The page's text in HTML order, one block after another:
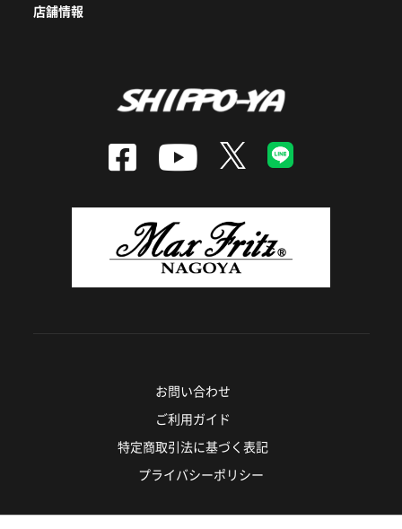
店舗情報
お問い合わせ
ご利用ガイド
特定商取引法に基づく表記
プライバシーポリシー